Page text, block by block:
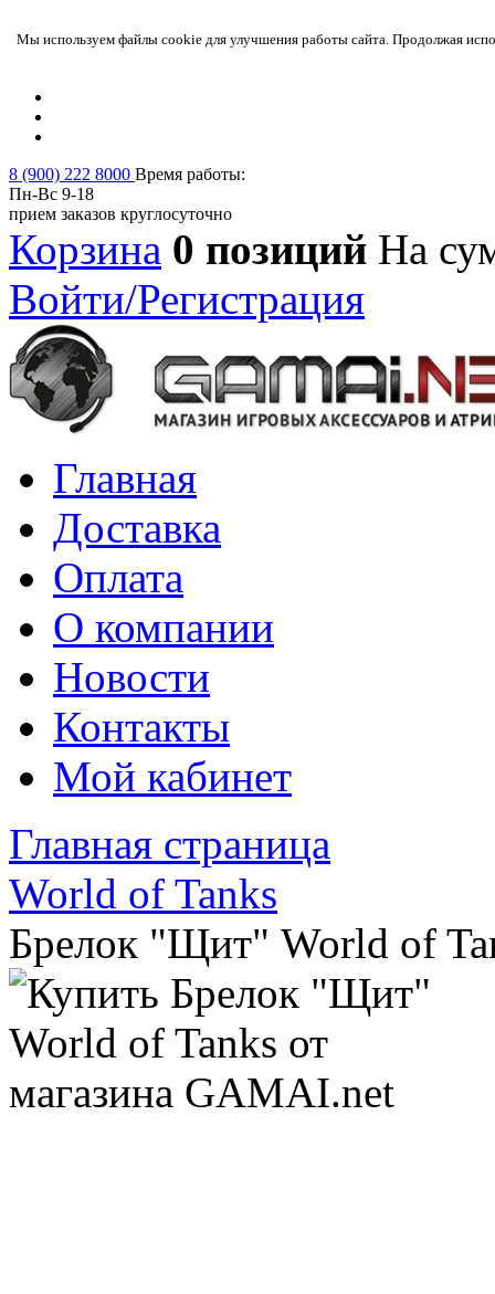
Мы используем файлы cookie для улучшения работы сайта. Продолжая
8 (900) 222 8000 Время работы:
Пн-Вс 9-18
прием заказов круглосуточно
Корзина 0 позиций На
Войти/Регистрация
Главная
Доставка
Оплата
О компании
Новости
Контакты
Мой кабинет
Главная страница
World of Tanks
Брелок "Щит" World of